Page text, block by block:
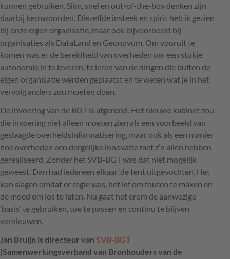
kunnen gebruiken. Slim, snel en out-of-the-box denken zijn
daarbij kernwoorden. Diezelfde insteek en spirit heb ik gezien
bij onze eigen organisatie, maar ook bijvoorbeeld bij
organisaties als DataLand en Geonovum. Om vooruit te
komen was er de bereidheid van overheden om een stukje
autonomie in te leveren, te leren van de dingen die buiten de
eigen organisatie werden geplaatst en te weten wat je in het
vervolg anders zou moeten doen.
De invoering van de BGT is afgerond. Het nieuwe kabinet zou
die invoering niet alleen moeten zien als een voorbeeld van
geslaagde overheidsinformatisering, maar ook als een manier
hoe overheden een dergelijke innovatie met z’n allen hebben
gerealiseerd. Zonder het SVB-BGTwas dat niet mogelijk
geweest. Dan had iedereen elkaar ‘de tent uitgevochten’. Het
kon slagen omdat er regie was, het lef om fouten te maken en
de moed om los te laten. Nu gaat het erom de aanwezige
‘basis’ te gebruiken, toe te passen en continu te blijven
vernieuwen.
Jan Bruijn is directeur van SVB-BGT
(Samenwerkingsverband van Bronhouders van de